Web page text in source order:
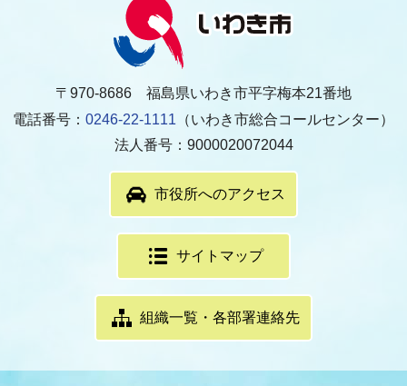
〒970-8686 福島県いわき市平字梅本21番地
電話番号： 0246-22-1111 （いわき市総合コールセンター）
法人番号：9000020072044
市役所へのアクセス
サイトマップ
組織一覧・各部署連絡先